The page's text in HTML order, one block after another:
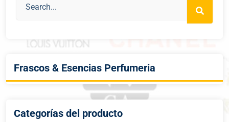
Frascos & Esencias Perfumeria
Categorías del producto